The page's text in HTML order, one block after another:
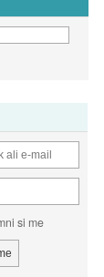
si me